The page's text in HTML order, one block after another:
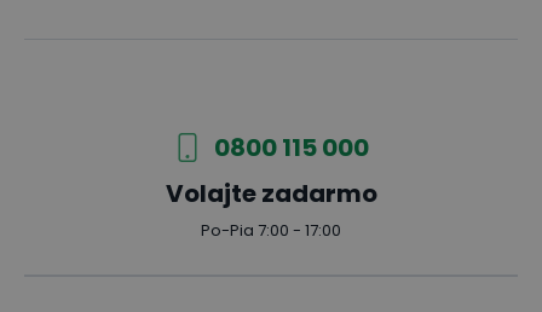
0800 115 000
Volajte zadarmo
Po-Pia 7:00 - 17:00